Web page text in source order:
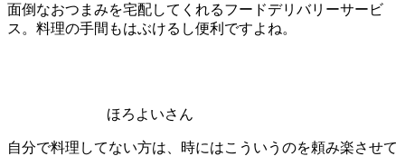
面倒なおつまみを宅配してくれるフードデリバリーサービ
ス。料理の手間もはぶけるし便利ですよね。
ほろよいさん
自分で料理してない方は、時にはこういうのを頼み楽させて